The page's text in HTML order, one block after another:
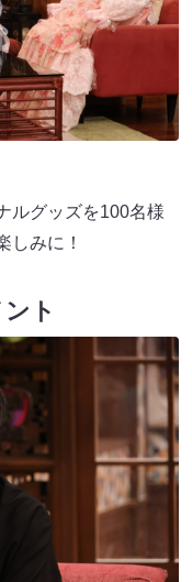
ルグッズを100名様
しみに！
ト